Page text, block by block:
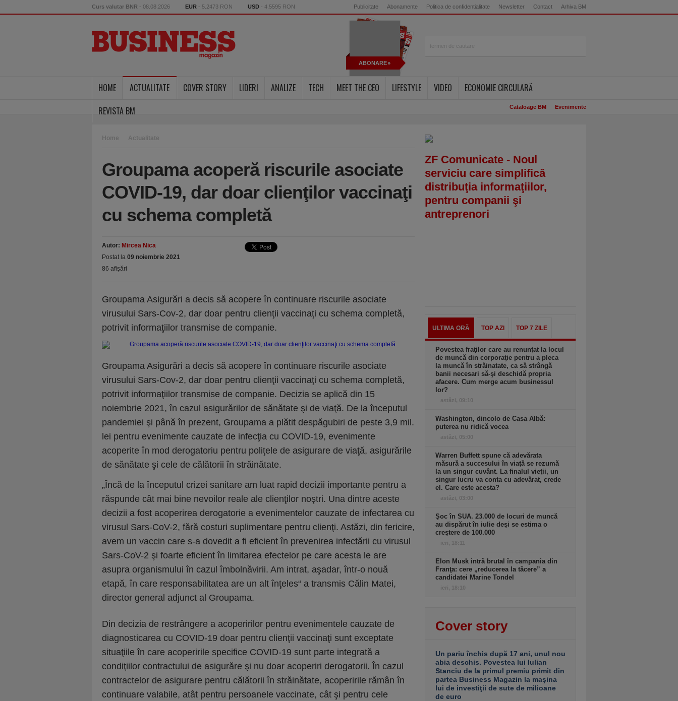
Curs valutar BNR - 08.08.2026 EUR - 5.2473 RON USD - 4.5595 RON Publicitate Abonamente Politica de confidentialitate Newsletter Contact Arhiva BM
ABONARE
HOME ACTUALITATE COVER STORY LIDERI ANALIZE TECH MEET THE CEO LIFESTYLE VIDEO
ECONOMIE CIRCULARĂ
REVISTA BM
Cataloage BM Evenimente
Home Actualitate
Groupama acoperă riscurile asociate
COVID-19, dar doar clienţilor vaccinaţi
cu schema completă
Autor: Mircea Nica
Postat la 09 noiembrie 2021
86 afişări
Groupama Asigurări a decis să acopere în continuare riscurile asociate
virusului Sars-Cov-2, dar doar pentru clienţii vaccinaţi cu schema completă,
potrivit informaţiilor transmise de companie.
Groupama Asigurări a decis să acopere în continuare riscurile asociate
virusului Sars-Cov-2, dar doar pentru clienţii vaccinaţi cu schema completă,
potrivit informaţiilor transmise de companie. Decizia se aplică din 15
noiembrie 2021, în cazul asigurărilor de sănătate şi de viaţă. De la începutul
pandemiei şi până în prezent, Groupama a plătit despăgubiri de peste 3,9 mil.
lei pentru evenimente cauzate de infecţia cu COVID-19, evenimente
acoperite în mod derogatoriu pentru poliţele de asigurare de viaţă, asigurările
de sănătate şi cele de călătorii în străinătate.
„Încă de la începutul crizei sanitare am luat rapid decizii importante pentru a
răspunde cât mai bine nevoilor reale ale clienţilor noştri. Una dintre aceste
decizii a fost acoperirea derogatorie a evenimentelor cauzate de infectarea cu
virusul Sars-CoV-2, fără costuri suplimentare pentru clienţi. Astăzi, din fericire,
avem un vaccin care s-a dovedit a fi eficient în prevenirea infectării cu virusul
Sars-CoV-2 şi foarte eficient în limitarea efectelor pe care acesta le are
asupra organismului în cazul îmbolnăvirii. Am intrat, aşadar, într-o nouă
etapă, în care responsabilitatea are un alt înţeles“ a transmis Călin Matei,
director general adjunct al Groupama.
Din decizia de restrângere a acoperirilor pentru evenimentele cauzate de
diagnosticarea cu COVID-19 doar pentru clienţii vaccinaţi sunt exceptate
situaţiile în care acoperirile specifice COVID-19 sunt parte integrată a
condiţiilor contractului de asigurăre şi nu doar acoperiri derogatorii. În cazul
contractelor de asigurare pentru călătorii în străinătate, acoperirile rămân în
continuare valabile, atât pentru persoanele vaccinate, cât şi pentru cele
ZF Comunicate - Noul
serviciu care simplifică
distribuţia informaţiilor,
pentru companii şi
antreprenori
ULTIMA ORĂ TOP AZI TOP 7 ZILE
Povestea fraţilor care au renunţat la locul
de muncă din corporaţie pentru a pleca
la muncă în străinatate, ca să strângă
banii necesari să-şi deschidă propria
afacere. Cum merge acum businessul
lor?
astăzi, 09:10
Washington, dincolo de Casa Albă:
puterea nu ridică vocea
astăzi, 05:00
Warren Buffett spune că adevărata
măsură a succesului în viaţă se rezumă
la un singur cuvânt. La finalul vieţii, un
singur lucru va conta cu adevărat, crede
el. Care este acesta?
astăzi, 03:00
Şoc în SUA. 23.000 de locuri de muncă
au dispărut în iulie deşi se estima o
creştere de 100.000
ieri, 18:11
Elon Musk intră brutal în campania din
Franţa: cere „reducerea la tăcere” a
candidatei Marine Tondel
ieri, 18:10
Cover story
Un pariu închis după 17 ani, unul nou
abia deschis. Povestea lui Iulian
Stanciu de la primul premiu primit din
partea Business Magazin la maşina
lui de investiţii de sute de milioane
de euro